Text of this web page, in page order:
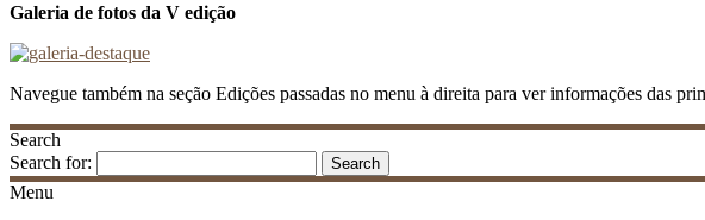
Galeria de fotos da V edição
Navegue também na seção Edições passadas no menu à direita para ver informações das
Search
Search for:
Menu